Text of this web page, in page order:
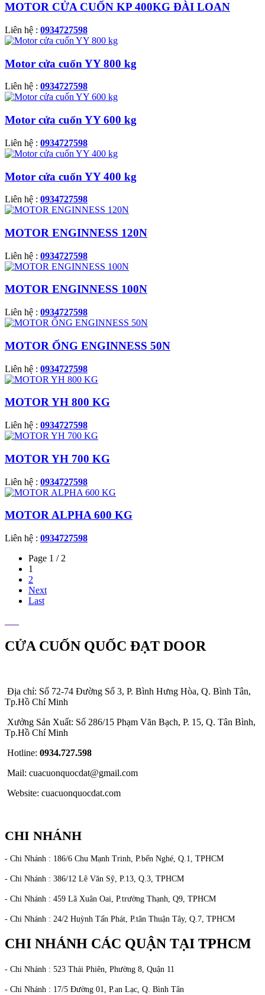
MOTOR CỬA CUỐN KP 400KG ĐÀI LOAN
Liên hệ : 0934727598
Motor cửa cuốn YY 800 kg
Liên hệ : 0934727598
Motor cửa cuốn YY 600 kg
Liên hệ : 0934727598
Motor cửa cuốn YY 400 kg
Liên hệ : 0934727598
MOTOR ENGINNESS 120N
Liên hệ : 0934727598
MOTOR ENGINNESS 100N
Liên hệ : 0934727598
MOTOR ỐNG ENGINNESS 50N
Liên hệ : 0934727598
MOTOR YH 800 KG
Liên hệ : 0934727598
MOTOR YH 700 KG
Liên hệ : 0934727598
MOTOR ALPHA 600 KG
Liên hệ : 0934727598
Page 1 / 2
1
2
Next
Last
CỬA CUỐN QUỐC ĐẠT DOOR
Địa chỉ: Số 72-74 Đường Số 3, P. Bình Hưng Hòa, Q. Bình Tân,
Tp.Hồ Chí Minh
Xưởng Sản Xuất: Số 286/15 Phạm Văn Bạch, P. 15, Q. Tân Bình,
Tp.Hồ Chí Minh
Hotline: 0934.727.598
Mail: cuacuonquocdat@gmail.com
Website: cuacuonquocdat.com
CHI NHÁNH
- Chi Nhánh : 186/6 Chu Mạnh Trinh, P.bến Nghé, Q.1, TPHCM
- Chi Nhánh : 386/12 Lê Văn Sỹ, P.13, Q.3, TPHCM
- Chi Nhánh : 459 Lã Xuân Oai, P.trường Thạnh, Q9, TPHCM
- Chi Nhánh : 24/2 Huỳnh Tấn Phát, P.tân Thuận Tây, Q.7, TPHCM
CHI NHÁNH CÁC QUẬN TẠI TPHCM
- Chi Nhánh : 523 Thái Phiên, Phường 8, Quận 11
- Chi Nhánh : 17/5 Đường 01, P.an Lạc, Q. Bình Tân